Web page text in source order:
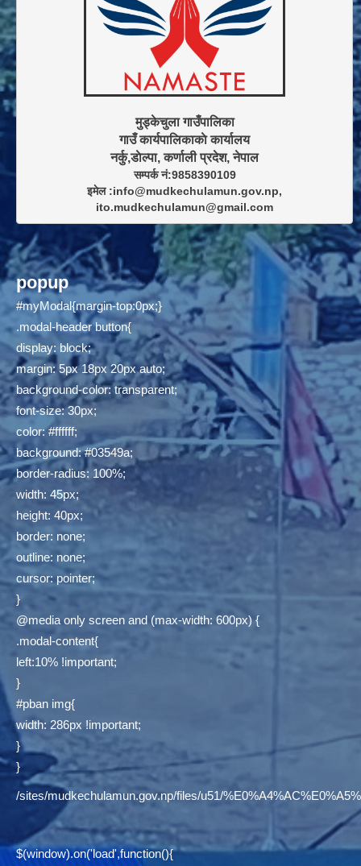
मुड्केचुला गाउँपालिका
गाउँ कार्यपालिकाकाे कार्यालय
सम्पर्क नं:9858390109
इमेल :info@mudkechulamun.gov.np,
ito.mudkechulamun@gmail.com
popup
#myModal{margin-top:0px;}
.modal-header button{
display: block;
margin: 5px 18px 20px auto;
background-color: transparent;
font-size: 30px;
color: #ffffff;
background: #03549a;
border-radius: 100%;
width: 45px;
height: 40px;
border: none;
outline: none;
cursor: pointer;
}
@media only screen and (max-width: 600px) {
.modal-content{
left:10% !important;
}
#pban img{
width: 286px !important;
}
}
/sites/mudkechulamun.gov.np/files/u51/
$(window).on('load',function(){